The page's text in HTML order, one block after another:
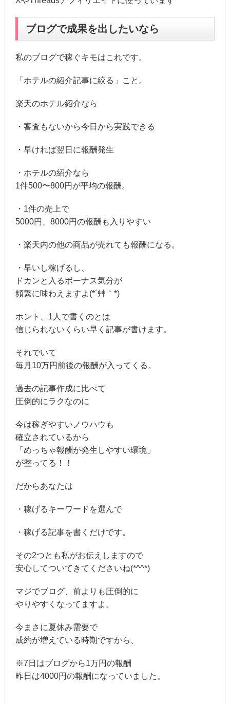
ブログで成果を出したいなら
私のブログで稼ぐキモはこれです。
「ホテルの紹介記事に絞る」こと。
楽天のホテル紹介なら
・審査もないから今日から実践できる
・早ければ翌日に報酬発生
・ホテルの紹介なら
1件500〜800円が平均の報酬。
・1件の売上で
5000円、8000円の報酬も入りやすい
・楽天内の他の商品が売れても報酬になる。
・早いし稼げるし、
ドカンと入るボーナス気分が
頻繁に味わえますよ(*´艸｀*)
ホント、1人で書くのとは
信じられないくらい早く記事が書けます。
それでいて
毎月10万円前後の報酬が入ってくる。
過去の記事作成に比べて
圧倒的にラクなのに
今は稼ぎやすいノウハウも
確立されているから
「めっちゃ報酬が発生しやすい環境」
が整ってる！！
だからあなたは
・稼げるキーワードを選んで
・稼げる記事を書くだけです。
その2つとも私がお伝えしますので
安心してついてきてくださいね(*^^*)
マジでブログ、前よりも圧倒的に
やりやすくなってますよ。
今まさに夏休み需要で
成約が増えている時期ですから、
※7日はブログから1万円の報酬
昨日は4000円の報酬になっていました。